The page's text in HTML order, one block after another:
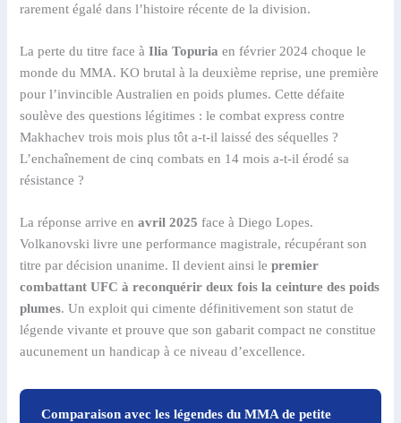
rarement égalé dans l’histoire récente de la division.
La perte du titre face àIlia Topuria en février 2024 choque le
monde du MMA. KO brutal à la deuxième reprise, une première
pour l’invincible Australien en poids plumes. Cette défaite
soulève des questions légitimes : le combat express contre
Makhachev trois mois plus tôt a-t-il laissé des séquelles ?
L’enchaînement de cinq combats en 14 mois a-t-il érodé sa
résistance ?
La réponse arrive enavril 2025 face à Diego Lopes.
Volkanovski livre une performance magistrale, récupérant son
titre par décision unanime. Il devient ainsi lepremier
combattant UFC à reconquérir deux fois la ceinture des poids
plumes. Un exploit qui cimente définitivement son statut de
légende vivante et prouve que son gabarit compact ne constitue
aucunement un handicap à ce niveau d’excellence.
Comparaison avec les légendes du MMA de petite